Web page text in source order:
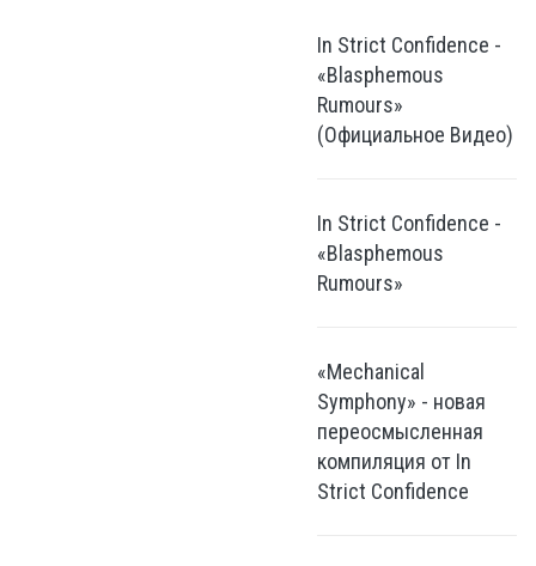
In Strict Confidence -
«Blasphemous
Rumours»
(Официальное Видео)
In Strict Confidence -
«Blasphemous
Rumours»
«Mechanical
Symphony» - новая
переосмысленная
компиляция от In
Strict Confidence